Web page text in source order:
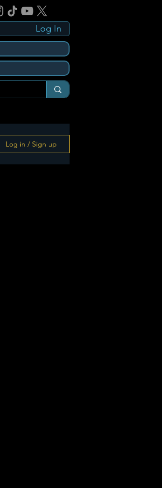
Log In
Log in / Sign up